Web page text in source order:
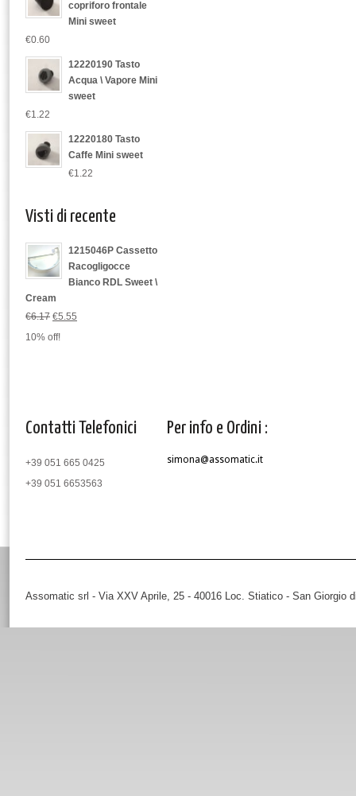
copriforo frontale
Mini sweet
€0.60
12220190 Tasto
Acqua \ Vapore Mini
sweet
€1.22
12220180 Tasto
Caffe Mini sweet
€1.22
Visti di recente
1215046P Cassetto
Racogligocce
Bianco RDL Sweet \
Cream
€6.17 €5.55
10% off!
Contatti Telefonici
+39 051 665 0425
+39 051 6653563
Per info e Ordini :
simona@assomatic.it
Assomatic srl - Via XXV Aprile, 25 - 40016 Loc. Stiatico - San Giorgio